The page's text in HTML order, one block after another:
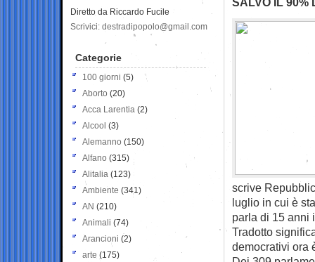
scrive
luglio in cui è
parla di 15 anni
Tradotto
democrativi ora
Diretto da Riccardo Fucile
Scrivici: destradipopolo@gmail.com
Categorie
100 giorni (5)
Aborto (20)
Acca Larentia (2)
Alcool (3)
Alemanno (150)
Alfano (315)
Alitalia (123)
Ambiente (341)
AN (210)
Animali (74)
Arancioni (2)
arte (175)